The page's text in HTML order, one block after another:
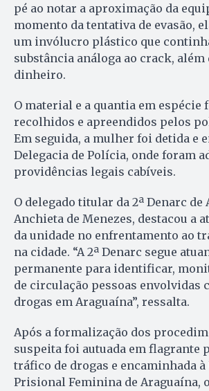
pé ao notar a aproximação da
momento da tentativa de evasão,
um invólucro plástico que
substância análoga ao crack, além
dinheiro.
O material e a quantia em espécie
recolhidos e apreendidos pelos
Em seguida, a mulher foi detida e
Delegacia de Polícia, onde foram
providências legais cabíveis.
O delegado titular da 2ª Denarc de
Anchieta de Menezes, destacou a
da unidade no enfrentamento ao
na cidade. “A 2ª Denarc segue
permanente para identificar,
de circulação pessoas envolvidas
drogas em Araguaína”, ressalta.
Após a formalização dos
suspeita foi autuada em flagrante
tráfico de drogas e encaminhada à
Prisional Feminina de Araguaína,